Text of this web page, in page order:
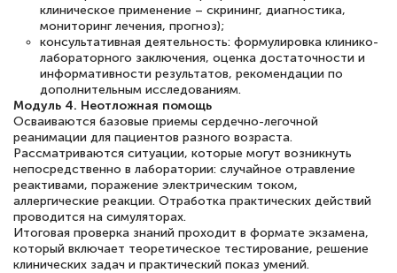
клиническое применение – скрининг, диагностика,
мониторинг лечения, прогноз);
консультативная деятельность: формулировка клинико-
лабораторного заключения, оценка достаточности и
информативности результатов, рекомендации по
дополнительным исследованиям.
Модуль 4. Неотложная помощь
Осваиваются базовые приемы сердечно-легочной
реанимации для пациентов разного возраста.
Рассматриваются ситуации, которые могут возникнуть
непосредственно в лаборатории: случайное отравление
реактивами, поражение электрическим током,
аллергические реакции. Отработка практических действий
проводится на симуляторах.
Итоговая проверка знаний проходит в формате экзамена,
который включает теоретическое тестирование, решение
клинических задач и практический показ умений.